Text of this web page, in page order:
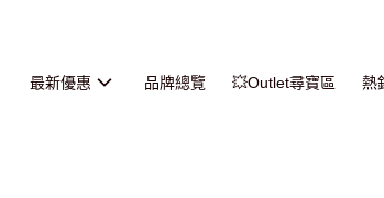
最新優惠 品牌總覽 💥Outlet尋寶區 熱